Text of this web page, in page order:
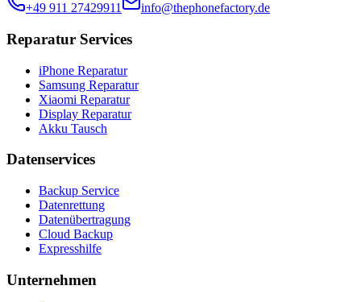
+49 911 27429911
info@thephonefactory.de
Reparatur Services
iPhone Reparatur
Samsung Reparatur
Xiaomi Reparatur
Display Reparatur
Akku Tausch
Datenservices
Backup Service
Datenrettung
Datenübertragung
Cloud Backup
Expresshilfe
Unternehmen